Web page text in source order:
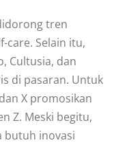
tren
care. Selain itu,
Cultusia, dan
di pasaran. Untuk
X promosikan
Z. Meski begitu,
butuh inovasi